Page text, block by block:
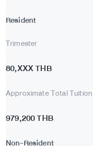
Resident
Trimester
80,XXX THB
Approximate Total
979,200 THB
Non-Resident